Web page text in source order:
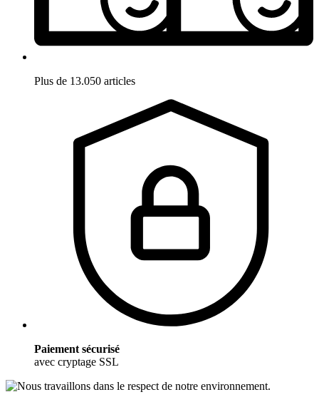
Plus de 13.050 articles
Paiement sécurisé
avec cryptage SSL